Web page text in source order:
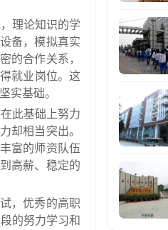
理论知识的学
备，模拟真实
的合作关系，
就业岗位。这
实基础。
此基础上努力
却相当突出。
富的师资队伍
高薪、稳定的
，优秀的高职
的努力学习和